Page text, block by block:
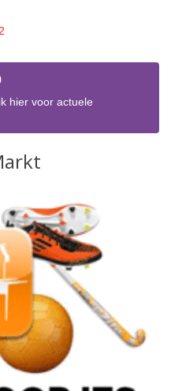
hier voor actuele